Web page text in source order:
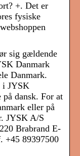
+. Det er
fysiske
sig gældende
Danmark
Danmark.
i JYSK
dansk. For at
eller på
JYSK A/S
Brabrand E-
+45 89397500